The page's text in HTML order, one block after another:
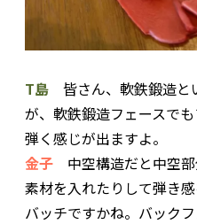
T島 皆さん、軟鉄鍛造と
が、軟鉄鍛造フェースで
弾く感じが出ますよ。
金子 中空構造だと中空
素材を入れたりして弾き
バッチですかね。バック